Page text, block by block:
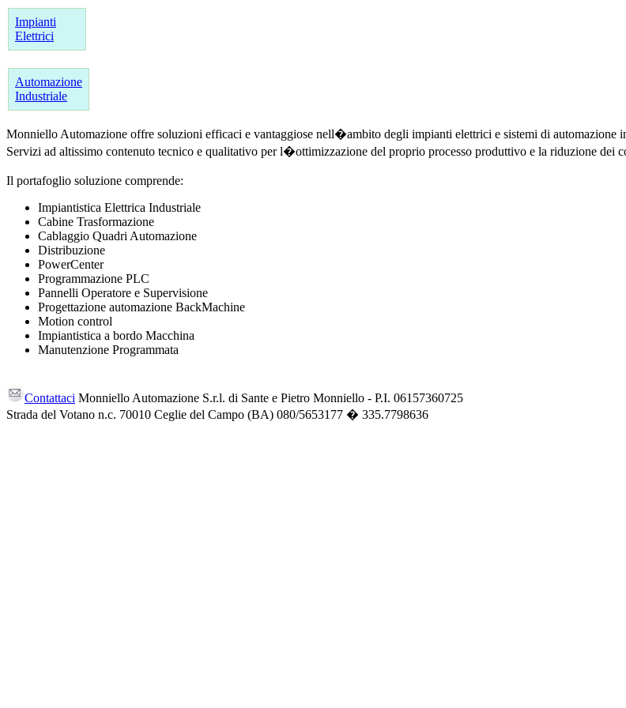
Impianti
Elettrici
Automazione
Industriale
Monniello Automazione offre soluzioni efficaci e vantaggiose nell�ambito degli impianti elettrici e sistemi di automazione
Servizi ad altissimo contenuto tecnico e qualitativo per l�ottimizzazione del proprio processo produttivo e la riduzione dei
Il portafoglio soluzione comprende:
Impiantistica Elettrica Industriale
Cabine Trasformazione
Cablaggio Quadri Automazione
Distribuzione
PowerCenter
Programmazione PLC
Pannelli Operatore e Supervisione
Progettazione automazione BackMachine
Motion control
Impiantistica a bordo Macchina
Manutenzione Programmata
Contattaci Monniello Automazione S.r.l. di Sante e Pietro Monniello - P.I. 06157360725
Strada del Votano n.c. 70010 Ceglie del Campo (BA) 080/5653177 � 335.7798636